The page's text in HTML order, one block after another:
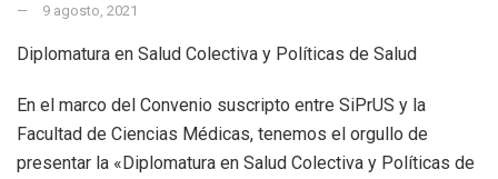
9 agosto, 2021
Diplomatura en Salud Colectiva y Políticas de Salud
En el marco del Convenio suscripto entre SiPrUS y la
Facultad de Ciencias Médicas, tenemos el orgullo de
presentar la «Diplomatura en Salud Colectiva y Políticas de